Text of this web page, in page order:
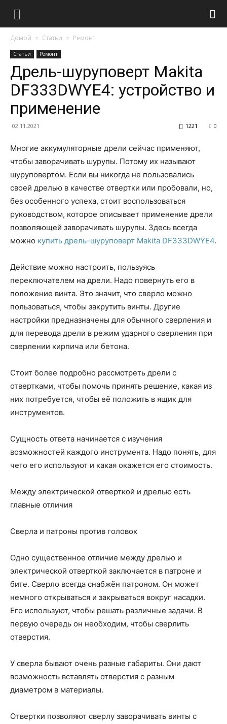
Домой Статьи Ремонт
Статьи Ремонт
Дрель-шуруповерт Makita
DF333DWYE4: устройство и
применение
02.11.2021 0
1221
Многие аккумуляторные дрели сейчас применяют,
чтобы заворачивать шурупы. Потому их называют
шуруповертом. Если вы никогда не пользовались
своей дрелью в качестве отвертки или пробовали, но,
без особенного успеха, стоит воспользоваться
руководством, которое описывает применение дрели
позволяющей заворачивать шурупы. Здесь всегда
можно купить дрель-шуруповерт Makita DF333DWYE4.
Действие можно настроить, пользуясь
переключателем на дрели. Надо повернуть его в
положение винта. Это значит, что сверло можно
пользоваться, чтобы закрутить винты. Другие
настройки предназначены для обычного сверления и
для перевода дрели в режим ударного сверления при
сверлении кирпича или бетона.
Стоит более подробно рассмотреть дрели с
отвертками, чтобы помочь принять решение, какая из
них потребуется, чтобы её положить в ящик для
инструментов.
Сущность ответа начинается с изучения
возможностей каждого инструмента. Надо понять, для
чего его используют и какая окажется его стоимость.
Между электрической отверткой и дрелью есть
главные отличия
Сверла и патроны против головок
Одно существенное отличие между дрелью и
электрической отверткой заключается в патроне и
бите. Сверло всегда снабжён патроном. Он может
немного открываться и закрываться вокруг насадки.
Его используют, чтобы решать различные задачи. В
первую очередь он необходим, чтобы сверлить
отверстия.
У сверла бывают очень разные габариты. Они дают
возможность вставлять отверстия с разным
диаметром в материалы.
Отвертки позволяют сверлу заворачивать винты с